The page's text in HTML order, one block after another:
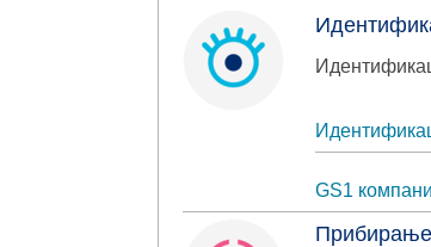
GS1